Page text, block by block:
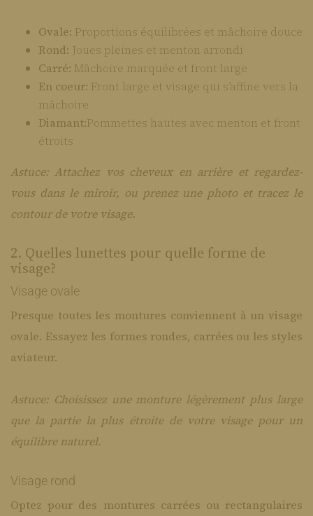
Ovale: Proportions équilibrées et mâchoire douce
Rond: Joues pleines et menton arrondi
Carré: Mâchoire marquée et front large
En coeur: Front large et visage qui s’affine vers la
mâchoire
Diamant:Pommettes hautes avec menton et front
étroits
Astuce: Attachez vos cheveux en arrière et regardez-
vous dans le miroir, ou prenez une photo et tracez le
contour de votre visage.
2. Quelles lunettes pour quelle forme de
visage?
Visage ovale
Presque toutes les montures conviennent à un visage
ovale. Essayez les formes rondes, carrées ou les styles
aviateur.
Astuce: Choisissez une monture légèrement plus large
que la partie la plus étroite de votre visage pour un
équilibre naturel.
Visage rond
Optez pour des montures carrées ou rectangulaires